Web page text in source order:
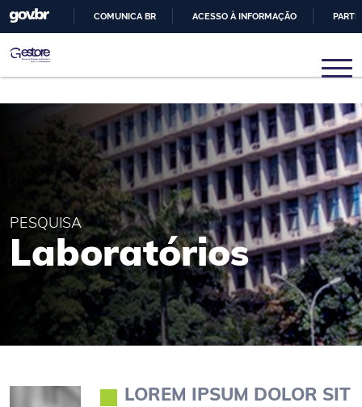
O
COMUNICA BR ACESSO À INFORMAÇÃO
Gestore
Núcleo de Pesquisas em Sistemas e Gestão de Engenharia
PESQUISA
Laboratórios
LOREM IPSUM DOLOR SIT